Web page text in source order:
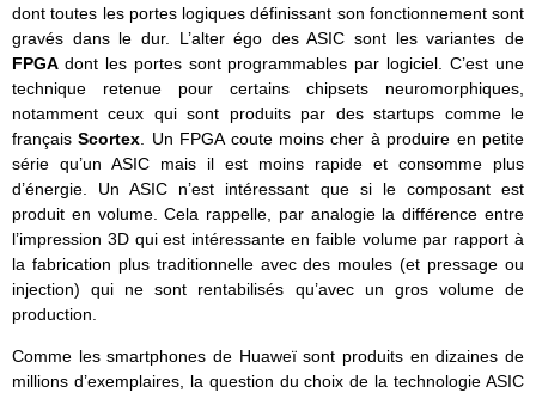
dont toutes les portes logiques définissant son fonctionnement sont
gravés dans le dur. L’alter égo des ASIC sont les variantes de
FPGA dont les portes sont programmables par logiciel. C’est une
technique retenue pour certains chipsets neuromorphiques,
notamment ceux qui sont produits par des startups comme le
françaisScortex . Un FPGA coute moins cher à produire en petite
série qu’un ASIC mais il est moins rapide et consomme plus
d’énergie. Un ASIC n’est intéressant que si le composant est
produit en volume. Cela rappelle, par analogie la différence entre
l’impression 3D qui est intéressante en faible volume par rapport à
la fabrication plus traditionnelle avec des moules (et pressage ou
injection) qui ne sont rentabilisés qu’avec un gros volume de
production.
Comme les smartphones de Huaweï sont produits en dizaines de
millions d’exemplaires, la question du choix de la technologie ASIC